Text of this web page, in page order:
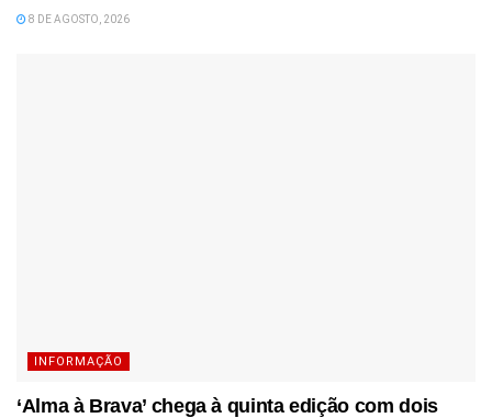
8 DE AGOSTO, 2026
INFORMAÇÃO
‘Alma à Brava’ chega à quinta edição com dois